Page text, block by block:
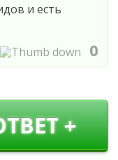
и есть
0
+